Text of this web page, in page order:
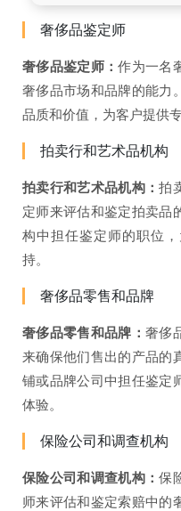
奢侈品鉴定师
奢侈品鉴定师：作为一名
奢侈品市场和品牌的能力
品质和价值，为客户提供
拍卖行和艺术品机构
拍卖行和艺术品机构：拍
定师来评估和鉴定拍卖品
构中担任鉴定师的职位
持。
奢侈品零售和品牌
奢侈品零售和品牌： 奢侈
来确保他们售出的产品的
铺或品牌公司中担任鉴定
体验。
保险公司和调查机构
保险公司和调查机构：保
师来评估和鉴定索赔中的